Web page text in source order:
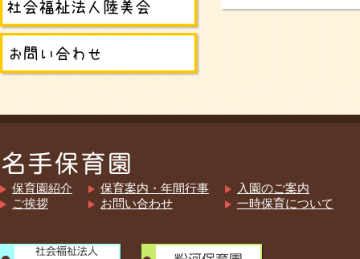
保育園紹介
ご挨拶
保育案内・年間行事
お問い合わせ
入園のご案内
一時保育について